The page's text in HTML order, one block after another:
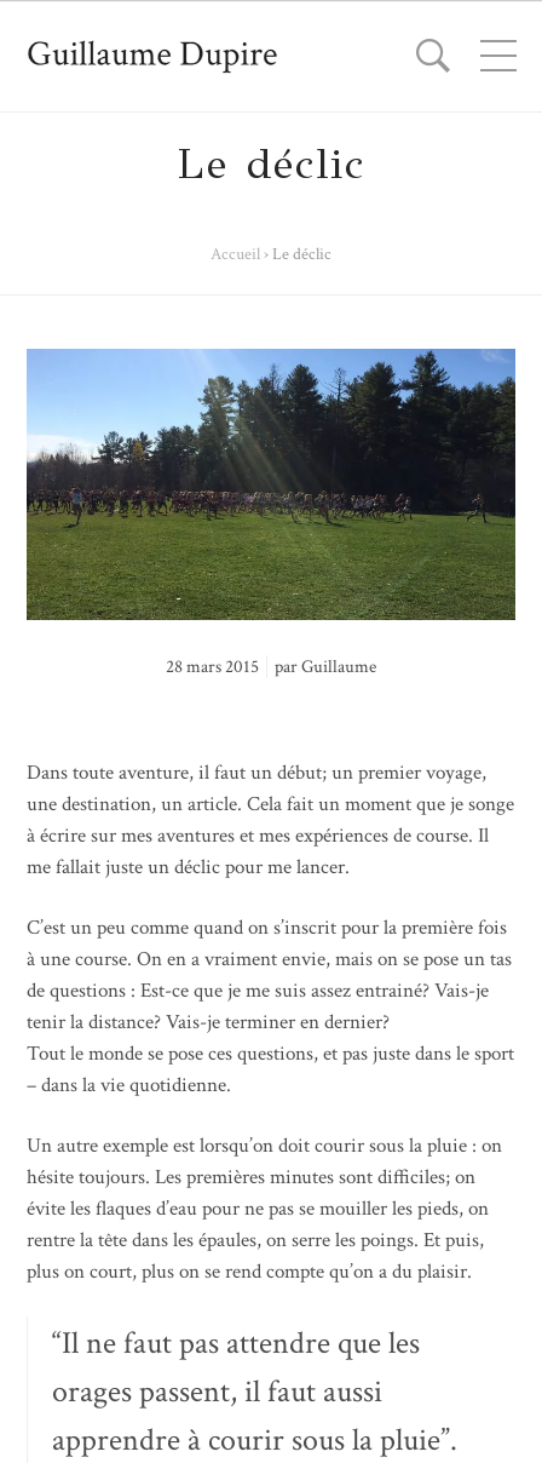
Le déclic
Accueil› Le déclic
28 mars 2015 parGuillaume
Dans toute aventure, il faut un début; un premier voyage,
une destination, un article. Cela fait un moment que je songe
à écrire sur mes aventures et mes expériences de course. Il
me fallait juste un déclic pour me lancer.
C’est un peu comme quand on s’inscrit pour la première fois
à une course. On en a vraiment envie, mais on se pose un tas
de questions : Est-ce que je me suis assez entrainé? Vais-je
tenir la distance? Vais-je terminer en dernier?
Tout le monde se pose ces questions, et pas juste dans le sport
– dans la vie quotidienne.
Un autre exemple est lorsqu’on doit courir sous la pluie : on
hésite toujours. Les premières minutes sont difficiles; on
évite les flaques d’eau pour ne pas se mouiller les pieds, on
rentre la tête dans les épaules, on serre les poings. Et puis,
plus on court, plus on se rend compte qu’on a du plaisir.
“Il ne faut pas attendre que les
orages passent, il faut aussi
apprendre à courir sous la pluie”.